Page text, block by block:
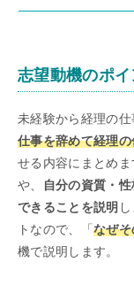
志望動機のポイ
未経験から経理の
仕事を辞めて経理
せる内容にまとめ
や、
自分の資質・
できることを説明
トなので、「なぜ
機で説明します。